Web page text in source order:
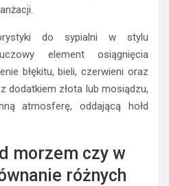
do sypialni w stylu
element osiągnięcia
błękitu, bieli, czerwieni oraz
dodatkiem złota lub mosiądzu,
atmosferę, oddającą hołd
morzem czy w
różnych